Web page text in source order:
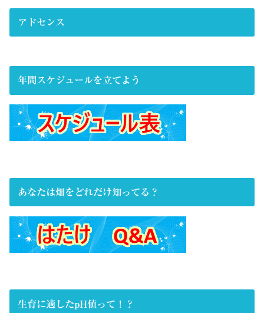
アドセンス
年間スケジュールを立てよう
あなたは畑をどれだけ知ってる？
生育に適したpH値って！？